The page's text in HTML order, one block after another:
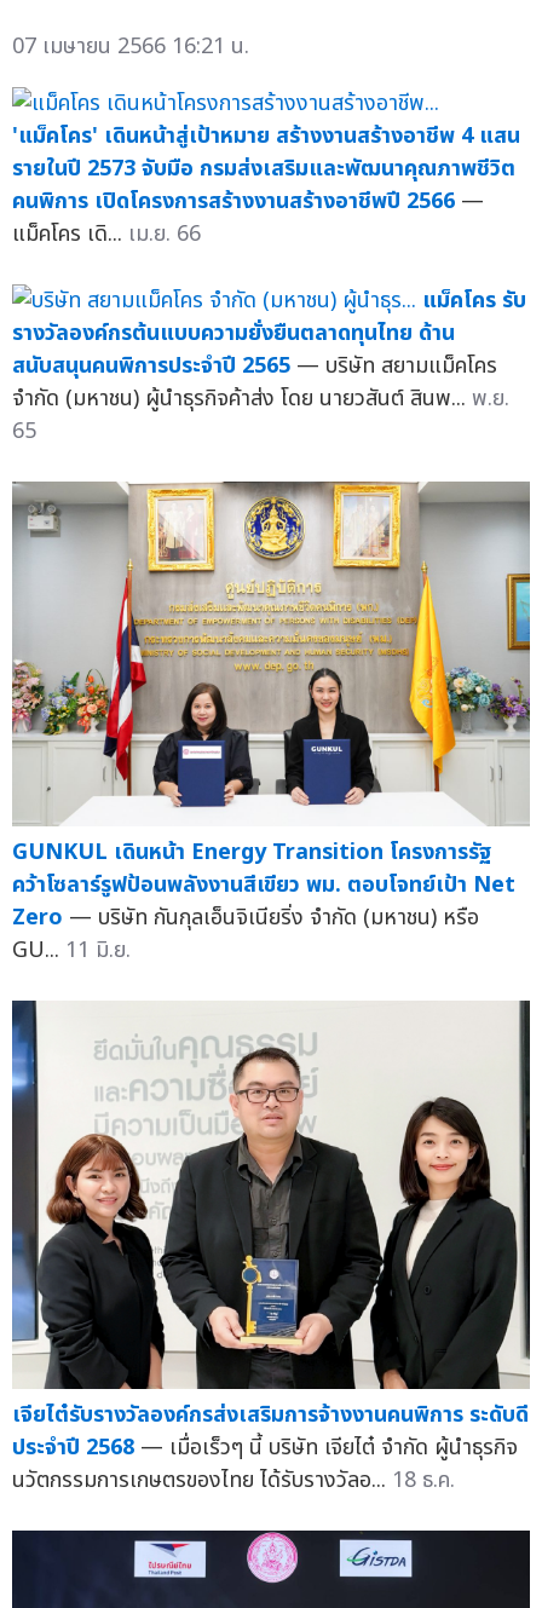
07 เมษายน 2566 16:21 น.
'แม็คโคร' เดินหน้าสู่เป้าหมาย สร้างงานสร้างอาชีพ 4 แสน
รายในปี 2573 จับมือ กรมส่งเสริมและพัฒนาคุณภาพชีวิต
คนพิการ เปิดโครงการสร้างงานสร้างอาชีพปี 2566 —
แม็คโคร เดิ... เม.ย. 66
แม็คโคร รับ
รางวัลองค์กรต้นแบบความยั่งยืนตลาดทุนไทย ด้าน
สนับสนุนคนพิการประจำปี 2565 — บริษัท สยามแม็คโคร
จำกัด (มหาชน) ผู้นำธุรกิจค้าส่ง โดย นายวสันต์ สินพ... พ.ย.
65
GUNKUL เดินหน้า Energy Transition โครงการรัฐ
คว้าโซลาร์รูฟป้อนพลังงานสีเขียว พม. ตอบโจทย์เป้า Net
Zero — บริษัท กันกุลเอ็นจิเนียริ่ง จำกัด (มหาชน) หรือ
GU... 11 มิ.ย.
เจียไต๋รับรางวัลองค์กรส่งเสริมการจ้างงานคนพิการ ระดับดี
ประจำปี 2568 — เมื่อเร็วๆ นี้ บริษัท เจียไต๋ จำกัด ผู้นำธุรกิจ
นวัตกรรมการเกษตรของไทย ได้รับรางวัลอ... 18 ธ.ค.